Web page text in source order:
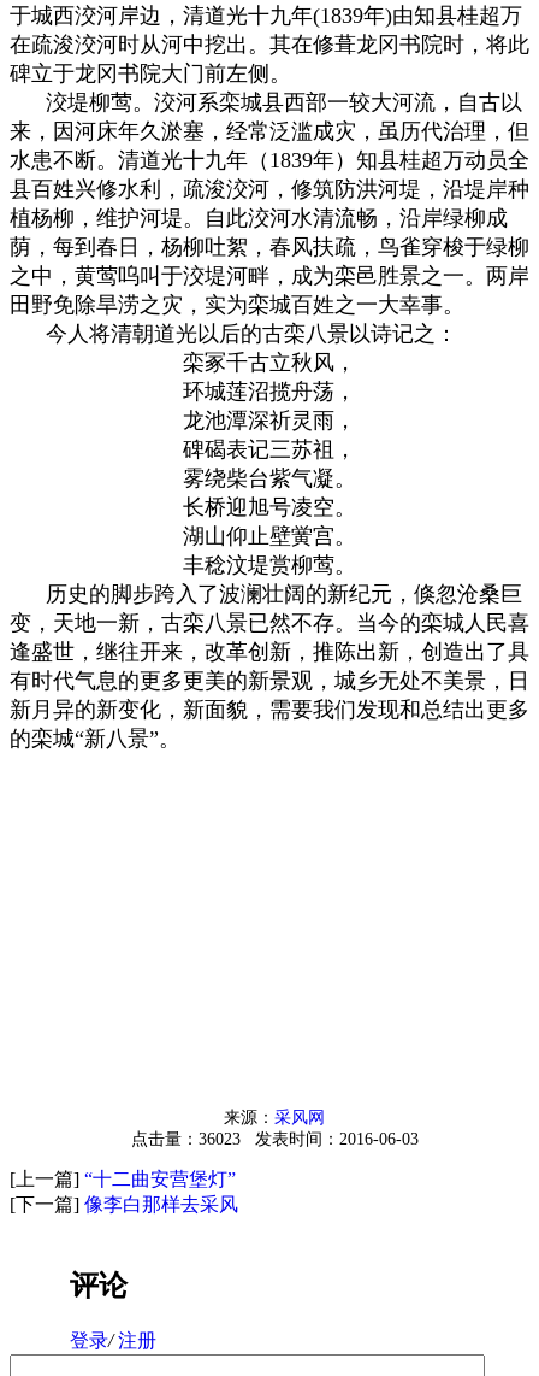
于城西洨河岸边，清道光十九年(1839年)由知县桂超万
在疏浚洨河时从河中挖出。其在修葺龙冈书院时，将此
碑立于龙冈书院大门前左侧。
洨堤柳莺。洨河系栾城县西部一较大河流，自古以
来，因河床年久淤塞，经常泛滥成灾，虽历代治理，但
水患不断。清道光十九年（1839年）知县桂超万动员全
县百姓兴修水利，疏浚洨河，修筑防洪河堤，沿堤岸种
植杨柳，维护河堤。自此洨河水清流畅，沿岸绿柳成
荫，每到春日，杨柳吐絮，春风扶疏，鸟雀穿梭于绿柳
之中，黄莺呜叫于洨堤河畔，成为栾邑胜景之一。两岸
田野免除旱涝之灾，实为栾城百姓之一大幸事。
今人将清朝道光以后的古栾八景以诗记之：
栾冢千古立秋风，
环城莲沼揽舟荡，
龙池潭深祈灵雨，
碑碣表记三苏祖，
雾绕柴台紫气凝。
长桥迎旭号凌空。
湖山仰止壁黉宫。
丰稔汶堤赏柳莺。
历史的脚步跨入了波澜壮阔的新纪元，倏忽沧桑巨
变，天地一新，古栾八景已然不存。当今的栾城人民喜
逢盛世，继往开来，改革创新，推陈出新，创造出了具
有时代气息的更多更美的新景观，城乡无处不美景，日
新月异的新变化，新面貌，需要我们发现和总结出更多
的栾城“新八景”。
来源： 采风网
点击量：36023
发表时间：2016-06-03
[上一篇] “十二曲安营堡灯”
[下一篇] 像李白那样去采风
评论
登录/ 注册